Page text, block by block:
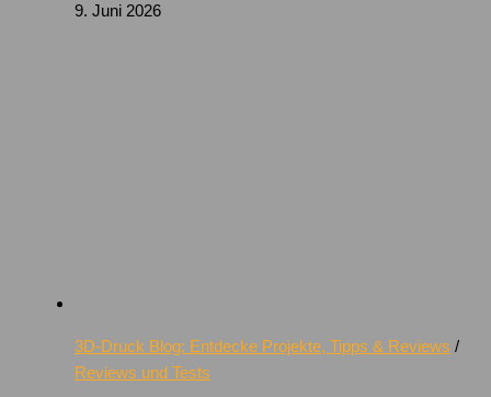
9. Juni 2026
3D-Druck Blog: Entdecke Projekte, Tipps & Reviews /
Reviews und Tests